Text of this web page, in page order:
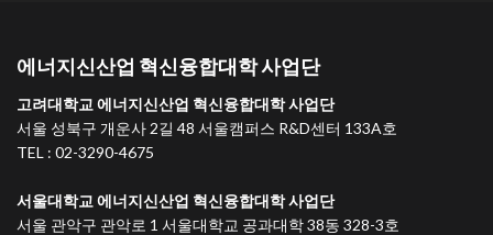
에너지신산업 혁신융합대학 사업단
고려대학교 에너지신산업 혁신융합대학 사업단
서울 성북구 개운사 2길 48 서울캠퍼스 R&D센터 133A호
TEL : 02-3290-4675
서울대학교 에너지신산업 혁신융합대학 사업단
서울 관악구 관악로 1 서울대학교 공과대학 38동 328-3호